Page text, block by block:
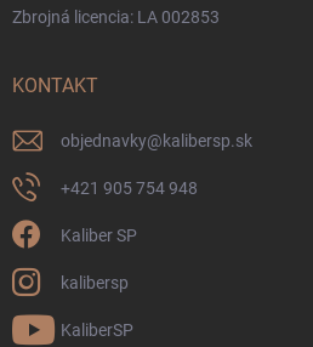
Zbrojná licencia: LA 002853
KONTAKT
objednavky@kalibersp.sk
+421 905 754 948
Kaliber SP
kalibersp
KaliberSP